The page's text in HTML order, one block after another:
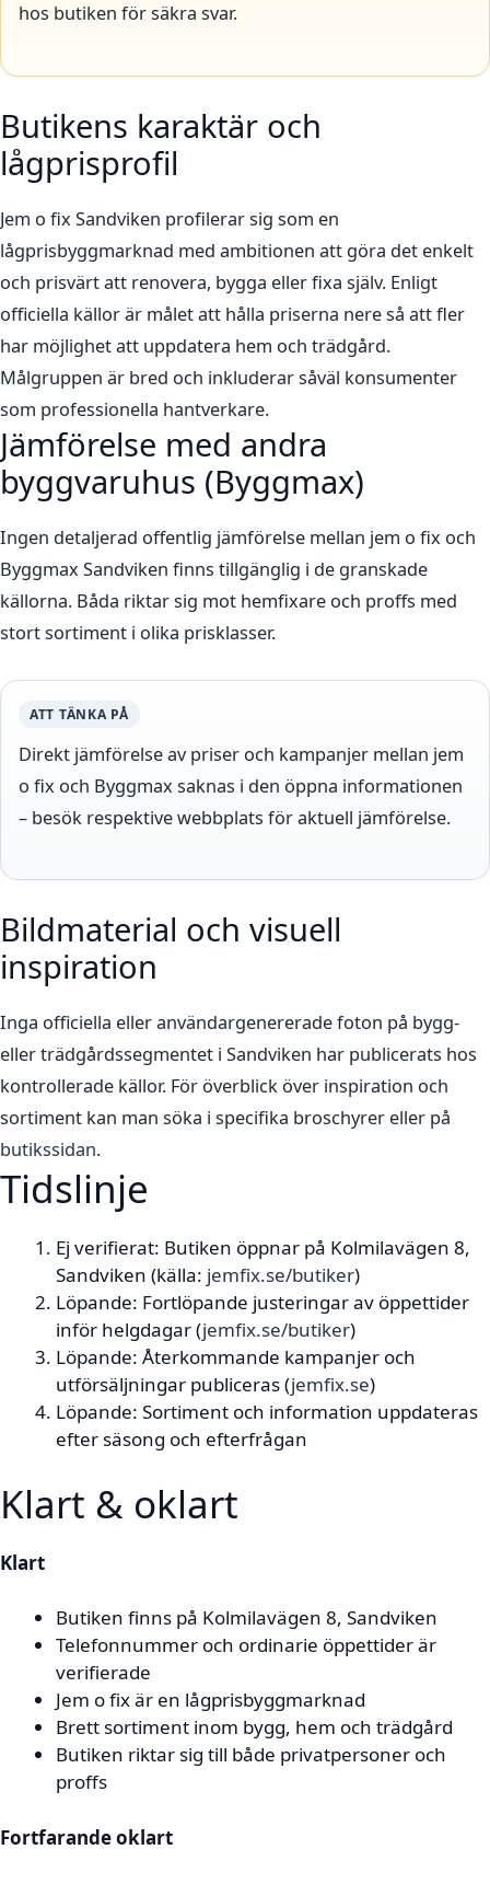
hos butiken för säkra svar.
Butikens karaktär och
lågprisprofil
Jem o fix Sandviken profilerar sig som en
lågprisbyggmarknad med ambitionen att göra det enkelt
och prisvärt att renovera, bygga eller fixa själv. Enligt
officiella källor är målet att hålla priserna nere så att fler
har möjlighet att uppdatera hem och trädgård.
Målgruppen är bred och inkluderar såväl konsumenter
som professionella hantverkare.
Jämförelse med andra
byggvaruhus (Byggmax)
Ingen detaljerad offentlig jämförelse mellan jem o fix och
Byggmax Sandviken finns tillgänglig i de granskade
källorna. Båda riktar sig mot hemfixare och proffs med
stort sortiment i olika prisklasser.
ATT TÄNKA PÅ
Direkt jämförelse av priser och kampanjer mellan jem
o fix och Byggmax saknas i den öppna informationen
– besök respektive webbplats för aktuell jämförelse.
Bildmaterial och visuell
inspiration
Inga officiella eller användargenererade foton på bygg-
eller trädgårdssegmentet i Sandviken har publicerats hos
kontrollerade källor. För överblick över inspiration och
sortiment kan man söka i specifika broschyrer eller på
butikssidan.
Tidslinje
Ej verifierat: Butiken öppnar på Kolmilavägen 8,
Sandviken (källa: jemfix.se/butiker)
Löpande: Fortlöpande justeringar av öppettider
inför helgdagar (jemfix.se/butiker)
Löpande: Återkommande kampanjer och
utförsäljningar publiceras (jemfix.se)
Löpande: Sortiment och information uppdateras
efter säsong och efterfrågan
Klart & oklart
Klart
Butiken finns på Kolmilavägen 8, Sandviken
Telefonnummer och ordinarie öppettider är
verifierade
Jem o fix är en lågprisbyggmarknad
Brett sortiment inom bygg, hem och trädgård
Butiken riktar sig till både privatpersoner och
proffs
Fortfarande oklart